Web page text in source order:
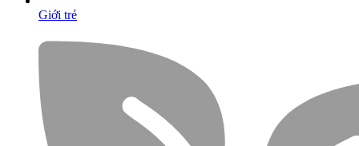
Giới trẻ